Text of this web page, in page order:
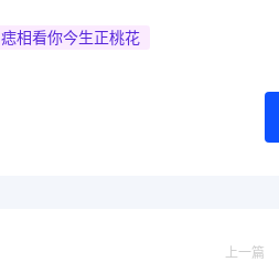
痣相看你今生正桃花
上一篇